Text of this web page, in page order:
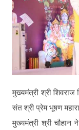
मुख्यमंत्री श्री
संत श्री प्रेम भूषण
मुख्यमंत्री श्री